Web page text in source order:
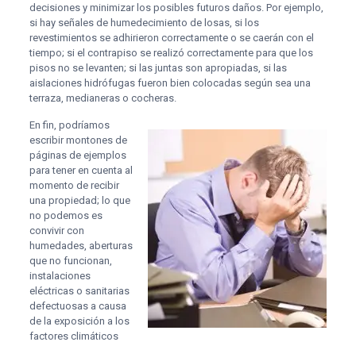
decisiones y minimizar los posibles futuros daños. Por ejemplo,
si hay señales de humedecimiento de losas, si los
revestimientos se adhirieron correctamente o se caerán con el
tiempo; si el contrapiso se realizó correctamente para que los
pisos no se levanten; si las juntas son apropiadas, si las
aislaciones hidrófugas fueron bien colocadas según sea una
terraza, medianeras o cocheras.
En fin, podríamos
escribir montones de
páginas de ejemplos
para tener en cuenta al
momento de recibir
una propiedad; lo que
no podemos es
convivir con
humedades, aberturas
que no funcionan,
instalaciones
eléctricas o sanitarias
defectuosas a causa
de la exposición a los
factores climáticos